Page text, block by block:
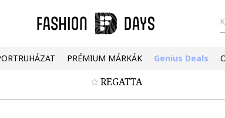
PRÉMIUM MÁRKÁK Genius Deals
REGATTA